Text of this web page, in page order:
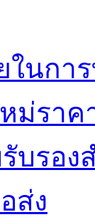
นการ
ม่รา
บรอง
ส่ง